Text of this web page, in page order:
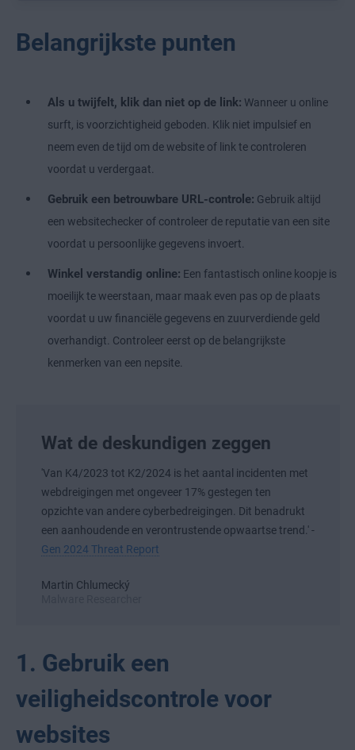
Belangrijkste punten
Als u twijfelt, klik dan niet op de link: Wanneer u online
surft, is voorzichtigheid geboden. Klik niet impulsief en
neem even de tijd om de website of link te controleren
voordat u verdergaat.
Gebruik een betrouwbare URL-controle: Gebruik altijd
een websitechecker of controleer de reputatie van een site
voordat u persoonlijke gegevens invoert.
Winkel verstandig online: Een fantastisch online koopje is
moeilijk te weerstaan, maar maak even pas op de plaats
voordat u uw financiële gegevens en zuurverdiende geld
overhandigt. Controleer eerst op de belangrijkste
kenmerken van een nepsite.
Wat de deskundigen zeggen
'Van K4/2023 tot K2/2024 is het aantal incidenten met
webdreigingen met ongeveer 17% gestegen ten
opzichte van andere cyberbedreigingen. Dit benadrukt
een aanhoudende en verontrustende opwaartse trend.' -
Gen 2024 Threat Report
Martin Chlumecký
1. Gebruik een
veiligheidscontrole voor
websites